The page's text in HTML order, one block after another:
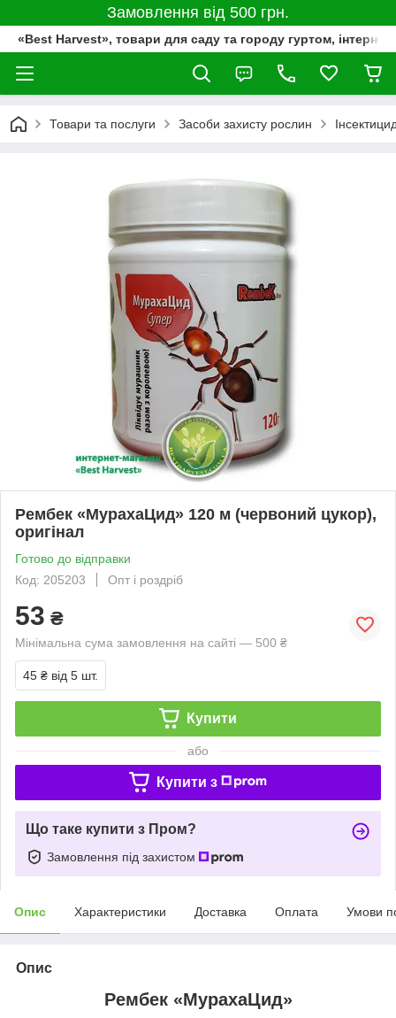
Замовлення від 500 грн.
«Best Harvest», товари для саду та городу гуртом,
Товари та послуги Засоби захисту рослин
Рембек «МурахаЦид» 120 м (червоний цукор),
оригінал
Готово до відправки
Код: 205203
Опт і роздріб
53 ₴
Мінімальна сума замовлення на сайті — 500 ₴
45 ₴ від 5 шт.
Купити
або
Купити з
Що таке купити з Пром?
Замовлення під захистом
Опис Характеристики Доставка Оплата Умови
Опис
Рембек «МурахаЦид»